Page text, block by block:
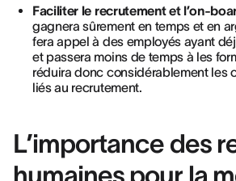
Faciliter le recrutement et l’on-
gagnera sûrement en temps et en
fera appel à des employés ayant
et passera moins de temps à les
réduira donc considérablement les
liés au recrutement.
L’importance des
humaines pour la